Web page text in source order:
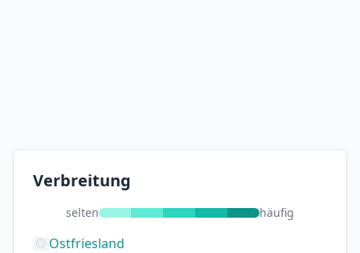
Verbreitung
selten häufig
Ostfriesland